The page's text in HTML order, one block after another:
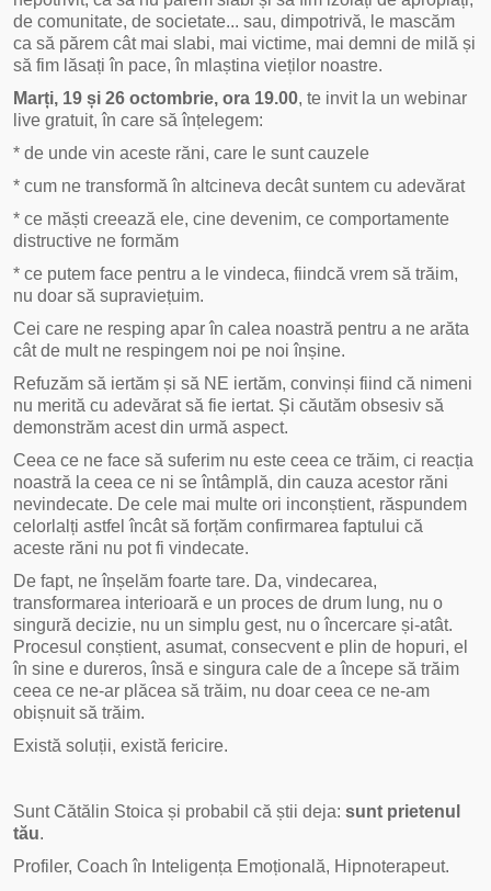
de comunitate, de societate... sau, dimpotrivă, le mascăm
ca să părem cât mai slabi, mai victime, mai demni de milă și
să fim lăsați în pace, în mlaștina vieților noastre.
Marți, 19 și 26 octombrie, ora 19.00, te invit la un webinar
live gratuit, în care să înțelegem:
* de unde vin aceste răni, care le sunt cauzele
* cum ne transformă în altcineva decât suntem cu adevărat
* ce măști creează ele, cine devenim, ce comportamente
distructive ne formăm
* ce putem face pentru a le vindeca, fiindcă vrem să trăim,
nu doar să supraviețuim.
Cei care ne resping apar în calea noastră pentru a ne arăta
cât de mult ne respingem noi pe noi înșine.
Refuzăm să iertăm și să NE iertăm, convinși fiind că nimeni
nu merită cu adevărat să fie iertat. Și căutăm obsesiv să
demonstrăm acest din urmă aspect.
Ceea ce ne face să suferim nu este ceea ce trăim, ci reacția
noastră la ceea ce ni se întâmplă, din cauza acestor răni
nevindecate. De cele mai multe ori inconștient, răspundem
celorlalți astfel încât să forțăm confirmarea faptului că
aceste răni nu pot fi vindecate.
De fapt, ne înșelăm foarte tare. Da, vindecarea,
transformarea interioară e un proces de drum lung, nu o
singură decizie, nu un simplu gest, nu o încercare și-atât.
Procesul conștient, asumat, consecvent e plin de hopuri, el
în sine e dureros, însă e singura cale de a începe să trăim
ceea ce ne-ar plăcea să trăim, nu doar ceea ce ne-am
obișnuit să trăim.
Există soluții, există fericire.
Sunt Cătălin Stoica și probabil că știi deja:sunt prietenul
tău.
Profiler, Coach în Inteligența Emoțională, Hipnoterapeut.